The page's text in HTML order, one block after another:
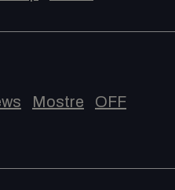
Mostre
OFF